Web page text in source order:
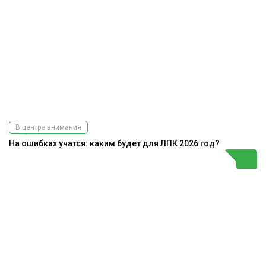
В центре внимания
На ошибках учатся: каким будет для ЛПК 2026 год?